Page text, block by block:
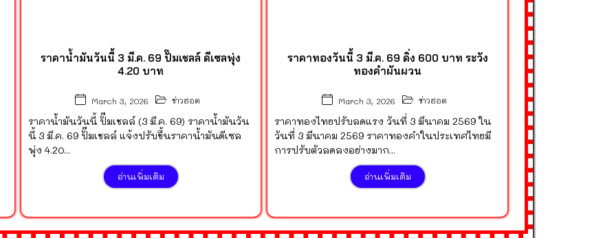
ราคาน้ำมันวันนี้ 3 มี.ค. 69 ปั๊มเชลล์ ดีเซลพุ่ง
4.20 บาท
March 3, 2026 ข่าวฮอต
ราคาน้ำมันวันนี้ ปั๊มเชลล์ (3 มี.ค. 69) ราคาน้ำมันวัน
นี้ 3 มี.ค. 69 ปั๊มเชลล์ แจ้งปรับขึ้นราคาน้ำมันดีเซล
พุ่ง 4.20...
อ่านเพิ่มเติม
ราคาทองวันนี้ 3 มี.ค. 69 ดิ่ง 600 บาท ระวัง
ทองคำผันผวน
March 3, 2026 ข่าวฮอต
ราคาทองไทยปรับลดแรง วันที่ 3 มีนาคม 2569 ใน
วันที่ 3 มีนาคม 2569 ราคาทองคำในประเทศไทยมี
การปรับตัวลดลงอย่างมาก...
อ่านเพิ่มเติม